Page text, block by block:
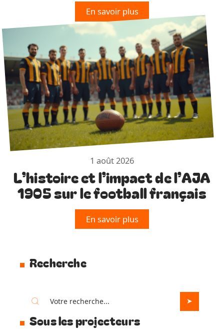
En savoir plus
1 août 2026
L’histoire et l’impact de l’AJA
1905 sur le football français
En savoir plus
Recherche
Sous les projecteurs